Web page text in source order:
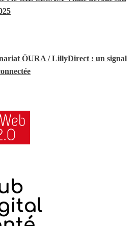
ŌURA / LillyDirect : un signal